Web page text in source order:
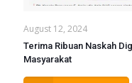
August 12, 2024
Terima Ribuan Naskah
Masyarakat